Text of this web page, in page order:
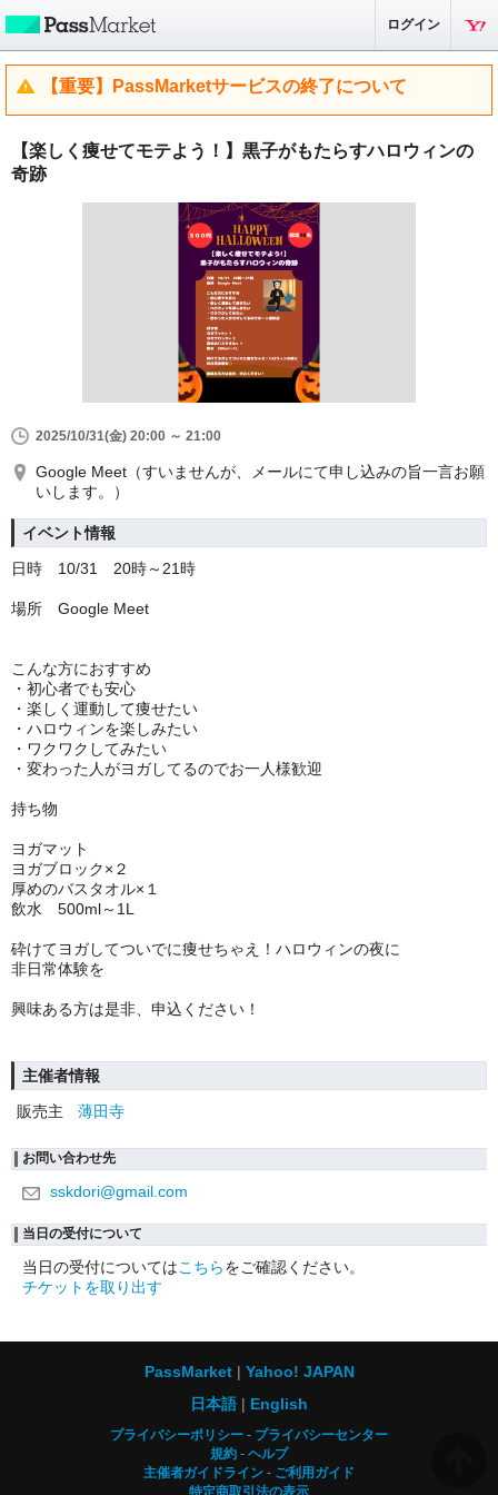
ログイン
【重要】PassMarketサービスの終了について
【楽しく痩せてモテよう！】黒子がもたらすハロウィンの
奇跡
2025/10/31(金) 20:00 ～ 21:00
Google Meet（すいませんが、メールにて申し込みの旨一言お願
いします。）
イベント情報
日時 10/31 20時～21時
場所 Google Meet
こんな方におすすめ
・初心者でも安心
・楽しく運動して痩せたい
・ハロウィンを楽しみたい
・ワクワクしてみたい
・変わった人がヨガしてるのでお一人様歓迎
持ち物
ヨガマット
ヨガブロック×２
厚めのバスタオル×１
飲水 500ml～1L
砕けてヨガしてついでに痩せちゃえ！ハロウィンの夜に
非日常体験を
興味ある方は是非、申込ください！
主催者情報
販売主
薄田寺
お問い合わせ先
sskdori@gmail.com
当日の受付について
当日の受付についてはこちらをご確認ください。
チケットを取り出す
PassMarket
Yahoo! JAPAN
日本語
English
プライバシーポリシー
プライバシーセンター
規約
ヘルプ
主催者ガイドライン
ご利用ガイド
特定商取引法の表示